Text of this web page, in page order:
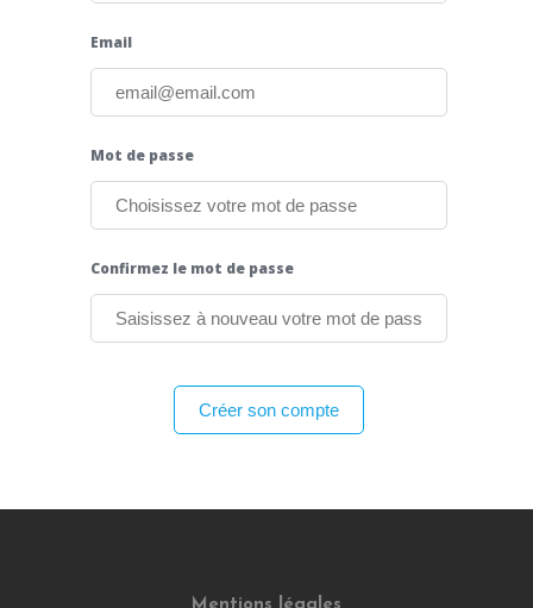
Email
Mot de passe
Confirmez le mot de passe
Créer son compte